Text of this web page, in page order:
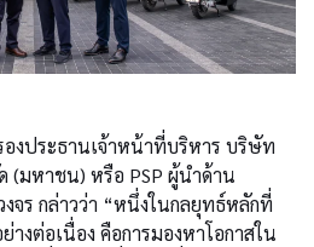
งประธานเจ้าหน้าที่บริหาร บริษัท
(มหาชน) หรือ PSP ผู้นำด้าน
ร กล่าวว่า “หนึ่งในกลยุทธ์หลักที่
งต่อเนื่อง คือการมองหาโอกาสใน